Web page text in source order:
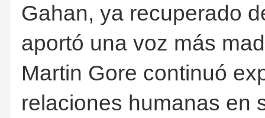
Gahan, ya recuperado
aportó una voz más
Martin Gore continuó
relaciones humanas